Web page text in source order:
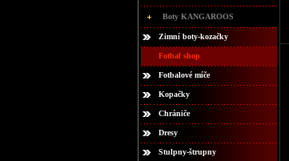
Boty KANGAROOS
Zimní boty-kozačky
Fotbal shop
Fotbalové míče
Kopačky
Chrániče
Dresy
Stulpny-štrupny